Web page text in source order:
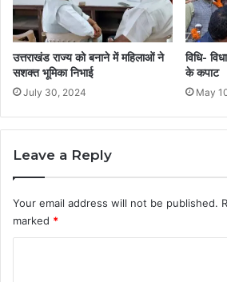
उत्तराखंड राज्य को बनाने में महिलाओं ने
सशक्त भूमिका निभाई
July 30, 2024
विधि-
के कपाट
May
Leave a Reply
Your email address will not be published.
marked *